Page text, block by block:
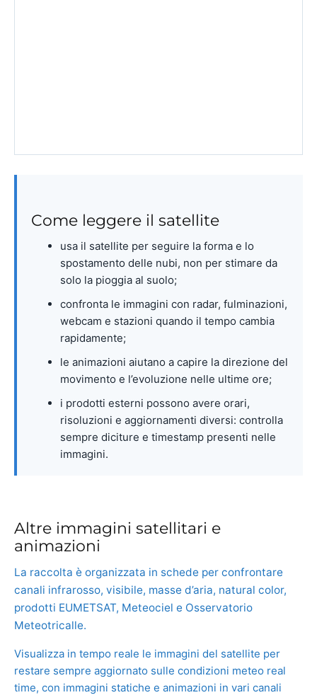
Come leggere il satellite
usa il satellite per seguire la forma e lo
spostamento delle nubi, non per stimare da
solo la pioggia al suolo;
confronta le immagini con radar, fulminazioni,
webcam e stazioni quando il tempo cambia
rapidamente;
le animazioni aiutano a capire la direzione del
movimento e l’evoluzione nelle ultime ore;
i prodotti esterni possono avere orari,
risoluzioni e aggiornamenti diversi: controlla
sempre diciture e timestamp presenti nelle
immagini.
Altre immagini satellitari e
animazioni
La raccolta è organizzata in schede per confrontare
canali infrarosso, visibile, masse d’aria, natural color,
prodotti EUMETSAT, Meteociel e Osservatorio
Meteotricalle.
Visualizza in tempo reale le immagini del satellite per
restare sempre aggiornato sulle condizioni meteo real
time, con immagini statiche e animazioni in vari canali